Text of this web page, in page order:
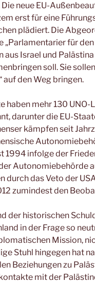
Die neue EU-
erst für eine
plädiert. Die
„Parlamentarier für
aus Israel und
soll. Sie
auf den Weg bringen.
haben mehr 130
darunter die EU-
kämpfen seit
1994 infolge der
Autonomiebehörde
durch das Veto der
zumindest den
der historischen
in der Frage so
Mission,
Stuhl hingegen hat
Beziehungen zu
mit der